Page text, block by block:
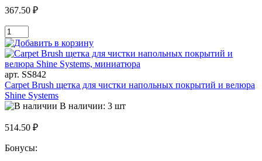
367.50 ₽
арт. SS842
Carpet Brush щетка для чистки напольных покрытий и велюра
Shine Systems
В наличии: 3 шт
514.50 ₽
Бонусы: